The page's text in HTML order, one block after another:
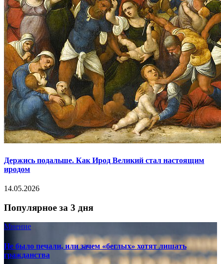
Держись подальше. Как Ирод Великий стал настоящим
иродом
14.05.2026
Популярное за 3 дня
Мнение
Не было печали, или зачем «беглых» хотят лишать
гражданства